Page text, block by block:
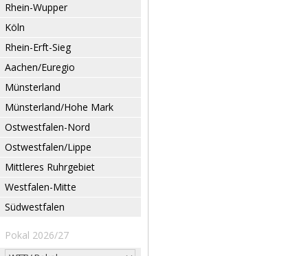
Rhein-Wupper
Köln
Rhein-Erft-Sieg
Aachen/Euregio
Münsterland
Münsterland/Hohe Mark
Ostwestfalen-Nord
Ostwestfalen/Lippe
Mittleres Ruhrgebiet
Westfalen-Mitte
Südwestfalen
Pokal 2026/27